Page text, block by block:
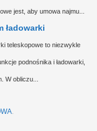
jest, aby umowa najmu...
ładowarki
teleskopowe to niezwykle
podnośnika i ładowarki,
W obliczu...
.